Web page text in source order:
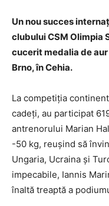
Un nou succes
clubului CSM Olimpia
cucerit medalia de
Brno, în Cehia.
La competiția
cadeți, au participat
antrenorului Marian
-50 kg, reușind să
Ungaria, Ucraina și
impecabile, Iannis
înaltă treaptă a